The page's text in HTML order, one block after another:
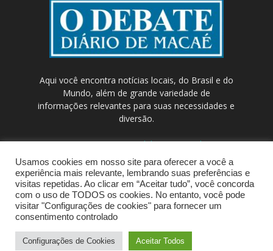
Aqui você encontra notícias locais, do Brasil e do
Mundo, além de grande variedade de
informações relevantes para suas necessidades e
diversão.
Contato:contato@odebateon.com.br /
comercia@odebateon.com.br
Usamos cookies em nosso site para oferecer a você a
experiência mais relevante, lembrando suas preferências e
visitas repetidas. Ao clicar em “Aceitar tudo”, você concorda
com o uso de TODOS os cookies. No entanto, você pode
visitar "Configurações de cookies" para fornecer um
consentimento controlado
Configurações de Cookies Aceitar Todos